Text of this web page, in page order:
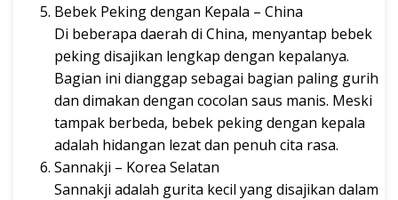
Bebek Peking dengan Kepala – China
Di beberapa daerah di China, menyantap bebek
peking disajikan lengkap dengan kepalanya.
Bagian ini dianggap sebagai bagian paling gurih
dan dimakan dengan cocolan saus manis. Meski
tampak berbeda, bebek peking dengan kepala
adalah hidangan lezat dan penuh cita rasa.
Sannakji – Korea Selatan
Sannakji adalah gurita kecil yang disajikan dalam